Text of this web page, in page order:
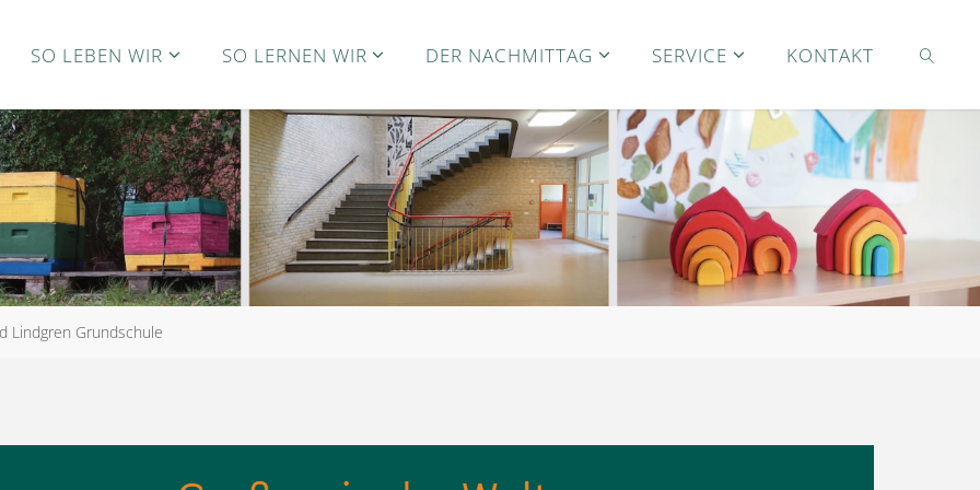
SO LEBEN WIR SO LERNEN WIR DER NACHMITTAG SERVICE KONTAKT
Lindgren Grundschule